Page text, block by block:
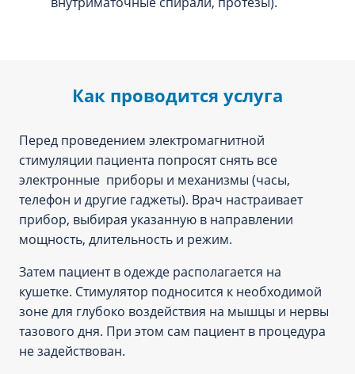
Как проводится услуга
Перед проведением электромагнитной
стимуляции пациента попросят снять все
электронные приборы и механизмы (часы,
телефон и другие гаджеты). Врач настраивает
прибор, выбирая указанную в направлении
мощность, длительность и режим.
Затем пациент в одежде располагается на
кушетке. Стимулятор подносится к необходимой
зоне для глубоко воздействия на мышцы и нервы
тазового дня. При этом сам пациент в процедура
не задействован.